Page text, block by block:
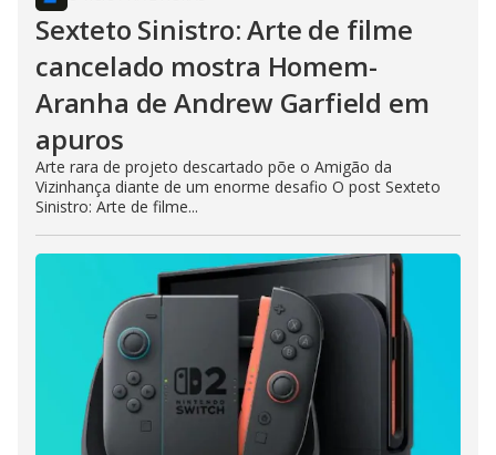
Sexteto Sinistro: Arte de filme
cancelado mostra Homem-
Aranha de Andrew Garfield em
apuros
Arte rara de projeto descartado põe o Amigão da
Vizinhança diante de um enorme desafio O post Sexteto
Sinistro: Arte de filme...